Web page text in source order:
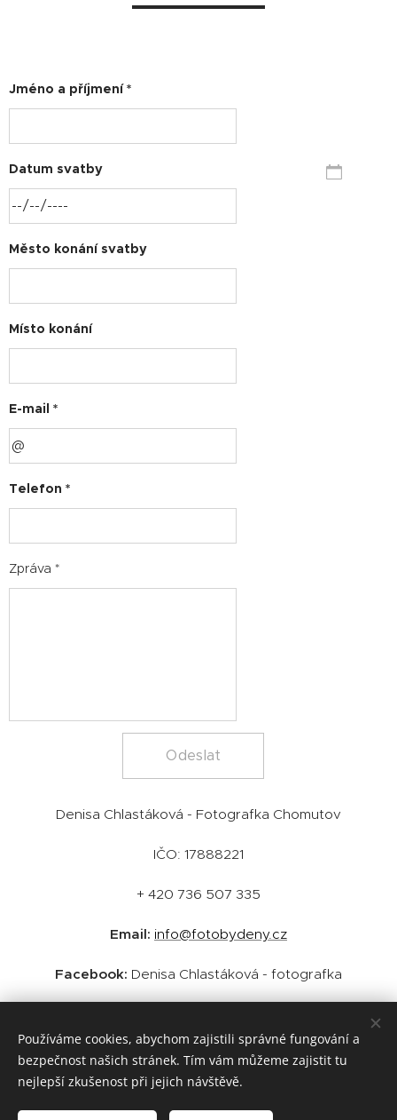
Jméno a příjmení *
Datum svatby
Město konání svatby
Místo konání
E-mail *
Telefon *
Zpráva *
Odeslat
Denisa Chlastáková - Fotografka Chomutov
IČO: 17888221
+ 420 736 507 335
Email: info@fotobydeny.cz
Facebook: Denisa Chlastáková - fotografka
2026 Denisa Chlastáková
Používáme cookies, abychom zajistili správné fungování a
bezpečnost našich stránek. Tím vám můžeme zajistit tu
nejlepší zkušenost při jejich návštěvě.